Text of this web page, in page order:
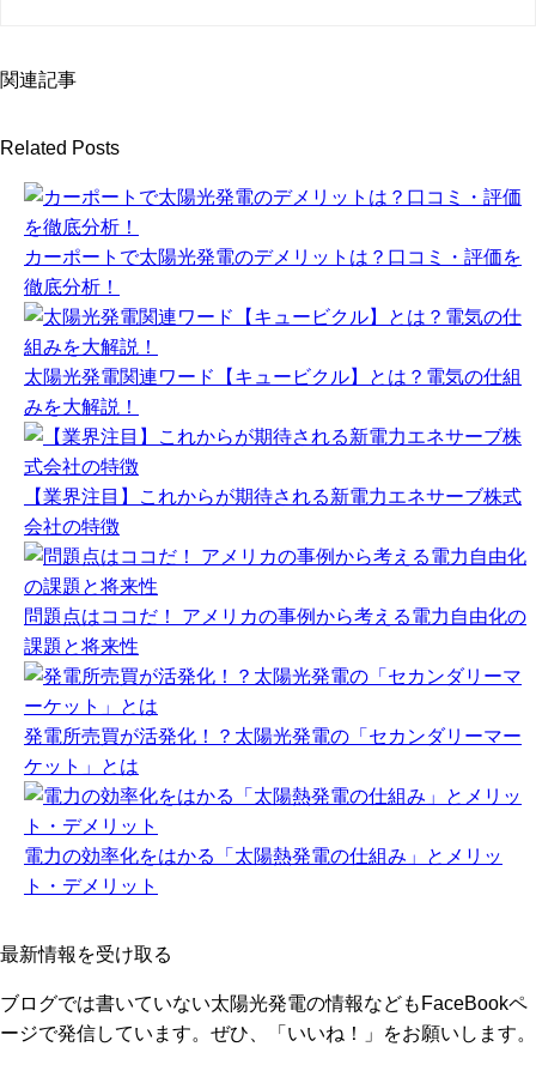
関連記事
Related Posts
カーポートで太陽光発電のデメリットは？口コミ・評価を
徹底分析！
太陽光発電関連ワード【キュービクル】とは？電気の仕組
みを大解説！
【業界注目】これからが期待される新電力エネサーブ株式
会社の特徴
問題点はココだ！ アメリカの事例から考える電力自由化の
課題と将来性
発電所売買が活発化！？太陽光発電の「セカンダリーマー
ケット」とは
電力の効率化をはかる「太陽熱発電の仕組み」とメリッ
ト・デメリット
最新情報を受け取る
ブログでは書いていない太陽光発電の情報などもFaceBookペ
ージで発信しています。ぜひ、「いいね！」をお願いします。